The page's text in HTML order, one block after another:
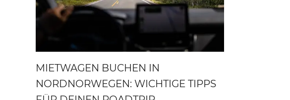
MIETWAGEN BUCHEN IN
NORDNORWEGEN: WICHTIGE TIPPS